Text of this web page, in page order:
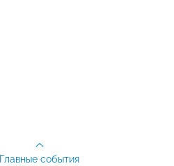
Главные события